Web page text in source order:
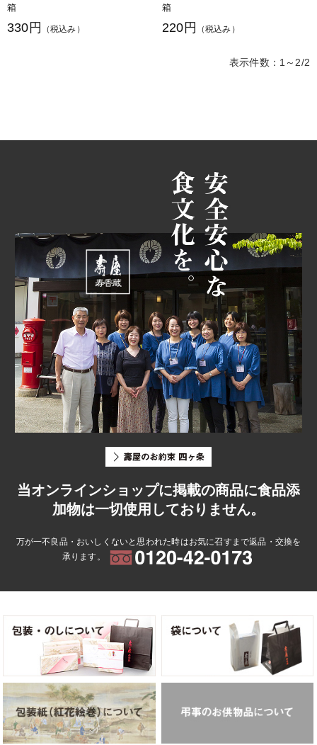
箱
330円 （税込み）
箱
220円 （税込み）
表示件数：1～2/2
当オンラインショップに掲載の商品に食品添
加物は一切使用しておりません。
万が一不良品・おいしくないと思われた時はお気に召すまで返品・交換を
承ります。